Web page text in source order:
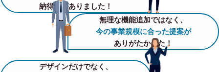
納得感がありました！
無理な機能追加ではなく、
今の事業規模に合った提案が
ありがたかった！
デザインだけでなく、